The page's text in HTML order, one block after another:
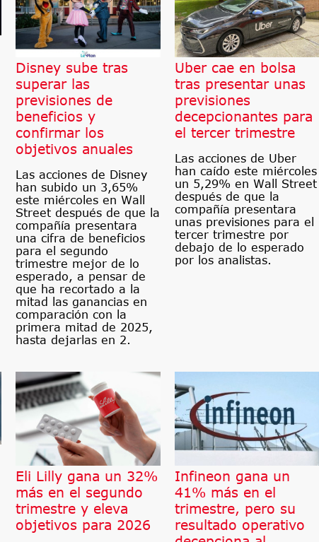
Disney sube tras
superar las
previsiones de
beneficios y
confirmar los
objetivos anuales
Las acciones de Disney
han subido un 3,65%
este miércoles en Wall
Street después de que la
compañía presentara
una cifra de beneficios
para el segundo
trimestre mejor de lo
esperado, a pensar de
que ha recortado a la
mitad las ganancias en
comparación con la
primera mitad de 2025,
hasta dejarlas en 2.
Uber cae en bolsa
tras presentar unas
previsiones
decepcionantes para
el tercer trimestre
Las acciones de Uber
han caído este miércoles
un 5,29% en Wall Street
después de que la
compañía presentara
unas previsiones para el
tercer trimestre por
debajo de lo esperado
por los analistas.
Eli Lilly gana un 32%
más en el segundo
trimestre y eleva
objetivos para 2026
Infineon gana un
41% más en el
trimestre, pero su
resultado operativo